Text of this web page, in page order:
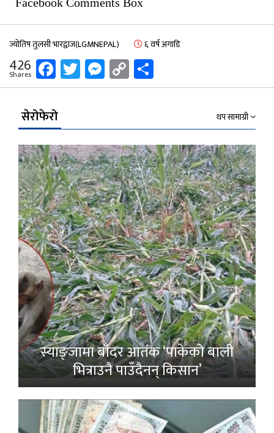
ज्योतिष तुलसी भारद्वाज(LGMNEPAL) ६ वर्ष अगाडि
426
Shares Facebook
Twitter
Messenger
Copy
Link
सेरोफेरो थप सामाग्री
स्याङ्जामा बाँदर आतंक ‘पाकेको बाली
भित्राउनै पाउँदैनन् किसान’